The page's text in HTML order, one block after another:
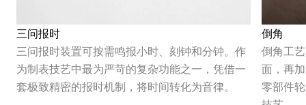
三问报时
三问报时装置可按需鸣报小时、刻钟和分钟。作
为制表技艺中最为严苛的复杂功能之一，凭借一
套极致精密的报时机制，将时间转化为音律。
倒角
倒角工
面，再
零部件